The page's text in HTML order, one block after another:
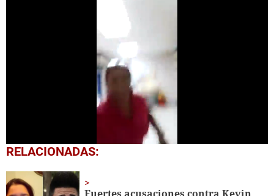
0
seconds
41
seconds
RELACIONADAS: